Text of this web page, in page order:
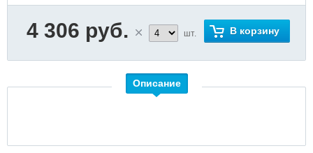
4 306 руб. шт. В корзину
Описание